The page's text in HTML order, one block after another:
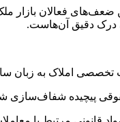
ضعف‌های فعالان بازار
درک دقیق آن‌هاست.
تخصصی املاک به زبان
پیچیده شفاف‌سازی